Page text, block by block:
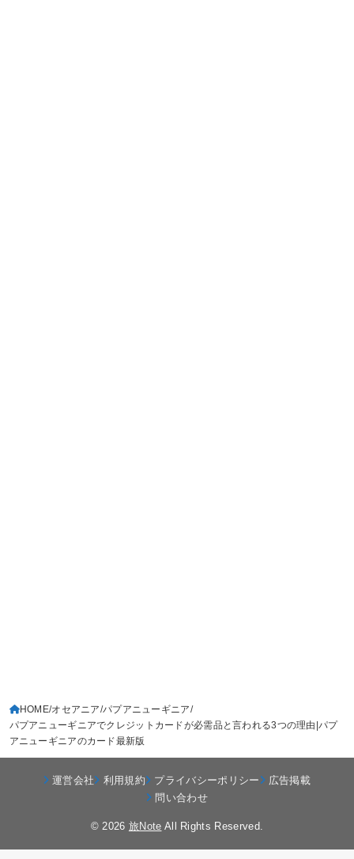
HOME オセアニア パプアニューギニア
パプアニューギニアでクレジットカードが必需品と言われる3つの理由|パプ
アニューギニアのカード最新版
運営会社 利用規約 プライバシーポリシー
広告掲載
問い合わせ
© 2026 旅Note All Rights Reserved.